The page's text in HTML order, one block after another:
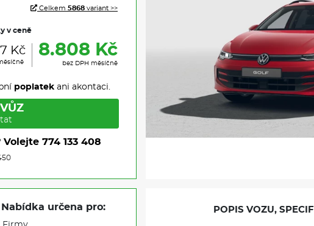
Celkem 5868 variant >>
v ceně
Kč 8.808 Kč
bez DPH měsíčně
poplatekani akontaci.
Volejte 774 133 408
Nabídka určena pro: POPIS VOZU,